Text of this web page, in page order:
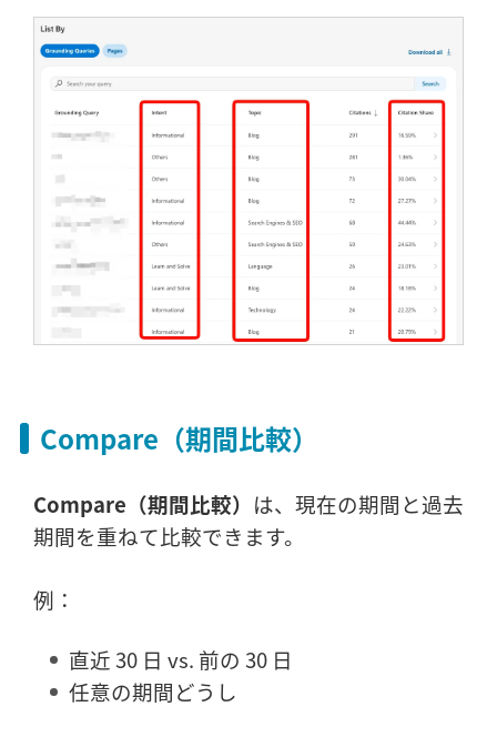
Compare（期間比較）
Compare（期間比較） は、現在の期間と過去
期間を重ねて比較できます。
例：
直近 30 日 vs. 前の 30 日
任意の期間どうし